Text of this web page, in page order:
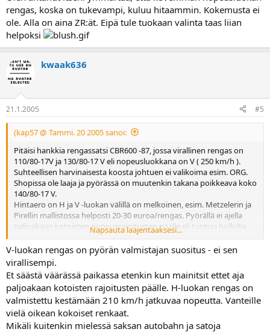
rengas, koska on tukevampi, kuluu hitaammin. Kokemusta ei
ole. Alla on aina ZR:ät. Eipä tule tuokaan valinta taas liian
helpoksi
kwaak636
21.1.2005 #5
(kap57 @ Tammi. 20 2005 sanoi:
Pitäisi hankkia rengassatsi CBR600 -87, jossa virallinen rengas on
110/80-17V ja 130/80-17 V eli nopeusluokkana on V ( 250 km/h ).
Suhteellisen harvinaisesta koosta johtuen ei valikoima esim. ORG.
Shopissa ole laaja ja pyörässä on muutenkin takana poikkeava koko
140/80-17 V.
Hintaero on H ja V -luokan välillä on melkoinen, esim. Metzelerin ja
Pirellin mallistossa helposti 20-30 euroa/rengas. Pyörällä ei ajella
paljoakaan kotoisten nopeusrajoitusten päälle eli tuntuu hullulta
maksaa satsissa melkein eturenkaan hinta pelkästä nopeusluokasta
. Säästänkö nyt väärässä paikassa hankkiessani H-
luokan gummit Cebariin?
Napsauta laajentaaksesi...
V-luokan rengas on pyörän valmistajan suositus - ei sen
virallisempi.
Et säästä väärässä paikassa etenkin kun mainitsit ettet aja
paljoakaan kotoisten rajoitusten päälle. H-luokan rengas on
valmistettu kestämään 210 km/h jatkuvaa nopeutta. Vanteille
vielä oikean kokoiset renkaat.
Mikäli kuitenkin mielessä saksan autobahn ja satoja